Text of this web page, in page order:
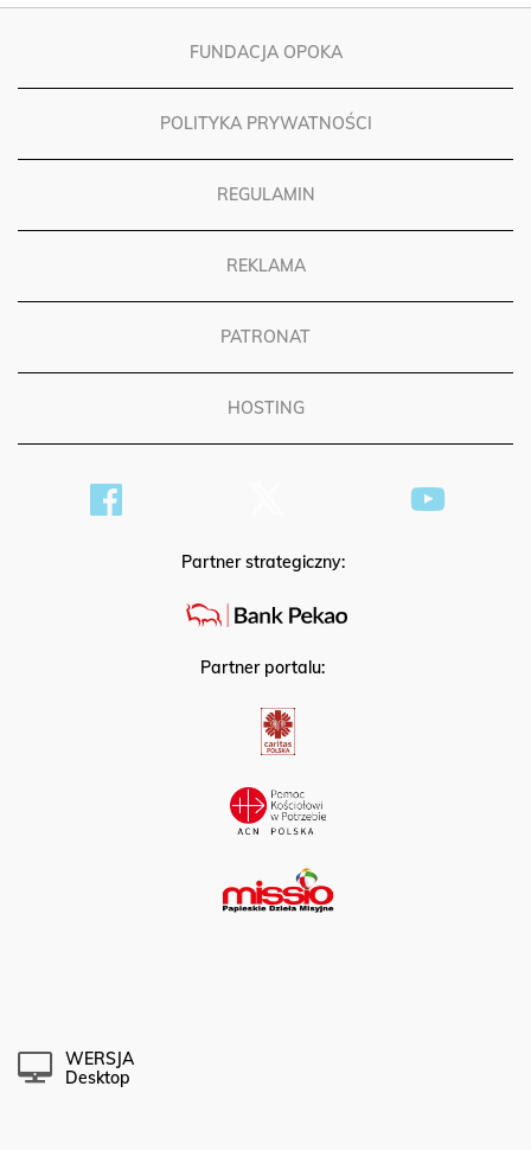
FUNDACJA OPOKA
POLITYKA PRYWATNOŚCI
REGULAMIN
REKLAMA
PATRONAT
HOSTING
Partner strategiczny:
Partner portalu:
WERSJA
Desktop